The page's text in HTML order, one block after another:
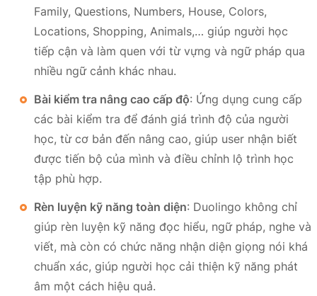
Family, Questions, Numbers, House, Colors,
Locations, Shopping, Animals,… giúp người học
tiếp cận và làm quen với từ vựng và ngữ pháp qua
nhiều ngữ cảnh khác nhau.
Bài kiểm tra nâng cao cấp độ: Ứng dụng cung cấp
các bài kiểm tra để đánh giá trình độ của người
học, từ cơ bản đến nâng cao, giúp user nhận biết
được tiến bộ của mình và điều chỉnh lộ trình học
tập phù hợp.
Rèn luyện kỹ năng toàn diện: Duolingo không chỉ
giúp rèn luyện kỹ năng đọc hiểu, ngữ pháp, nghe và
viết, mà còn có chức năng nhận diện giọng nói khá
chuẩn xác, giúp người học cải thiện kỹ năng phát
âm một cách hiệu quả.